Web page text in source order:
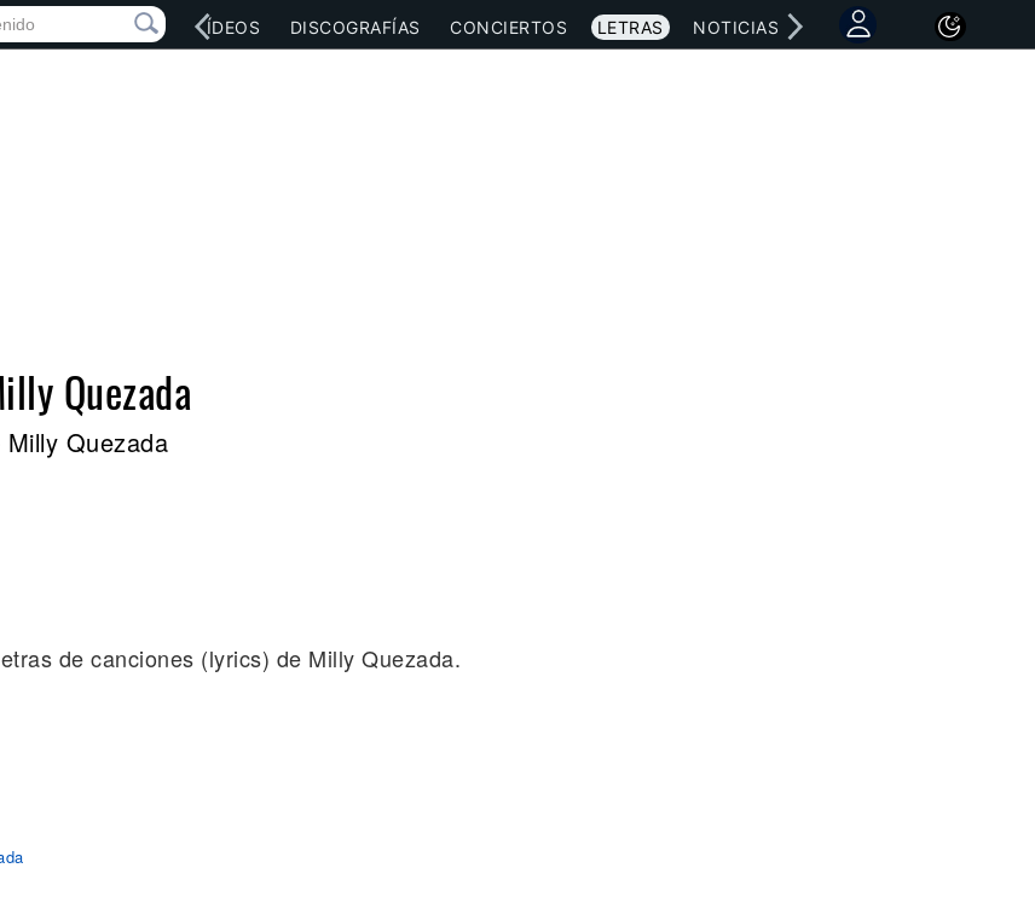
MÚSICA VÍDEOS DISCOGRAFÍAS CONCIERTOS LETRAS NOTICIAS
Quezada
Quezada
de canciones (lyrics) de Milly Quezada.